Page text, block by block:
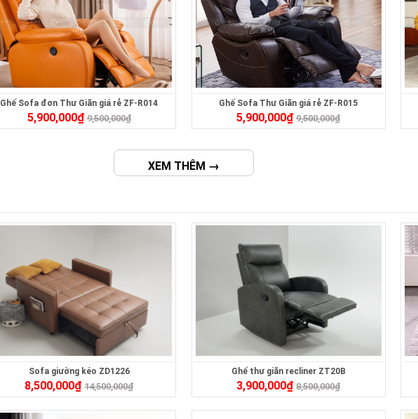
Ghế Sofa đơn Thư Giãn giá rẻ ZF-R014
5,900,000₫ 9,500,000₫
Ghế Sofa Thư Giãn giá rẻ ZF-R015
5,900,000₫ 9,500,000₫
XEM THÊM →
Sofa giường kéo ZD1226
8,500,000₫ 14,500,000₫
Ghế thư giãn recliner ZT20B
3,900,000₫ 8,500,000₫